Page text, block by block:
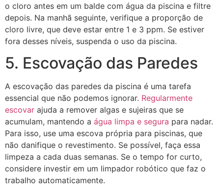
o cloro antes em um balde com água da piscina e filtre
depois. Na manhã seguinte, verifique a proporção de
cloro livre, que deve estar entre 1 e 3 ppm. Se estiver
fora desses níveis, suspenda o uso da piscina.
5. Escovação das Paredes
A escovação das paredes da piscina é uma tarefa
essencial que não podemos ignorar. Regularmente
escovar ajuda a remover algas e sujeiras que se
acumulam, mantendo a água limpa e segura para nadar.
Para isso, use uma escova própria para piscinas, que
não danifique o revestimento. Se possível, faça essa
limpeza a cada duas semanas. Se o tempo for curto,
considere investir em um limpador robótico que faz o
trabalho automaticamente.